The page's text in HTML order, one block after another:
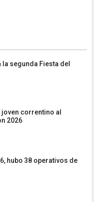
la segunda Fiesta del
correntino al
2026
hubo 38 operativos de